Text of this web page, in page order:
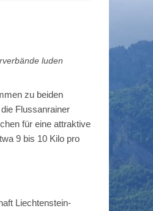
luden
zu beiden
Flussanrainer
für eine attraktive
9 bis 10 Kilo pro
Liechtenstein-